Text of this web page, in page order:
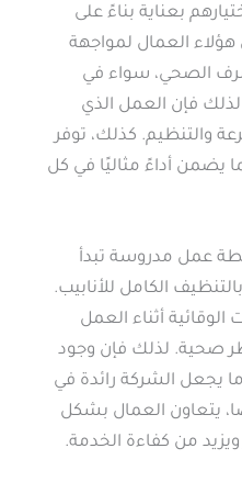
بعناية بناءً على
هؤلاء العمال لمواجهة
الصحي، سواء في
لذلك فإن العمل الذي
والتنظيم. كذلك، توفر
يضمن أداءً مثاليًا في كل
عمل مدروسة تبدأ
الكامل للأنابيب.
الوقائية أثناء العمل
صحية. لذلك فإن وجود
يجعل الشركة رائدة في
يتعاون العمال بشكل
من كفاءة الخدمة.